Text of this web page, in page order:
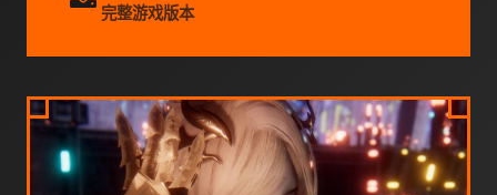
完整游戏版本